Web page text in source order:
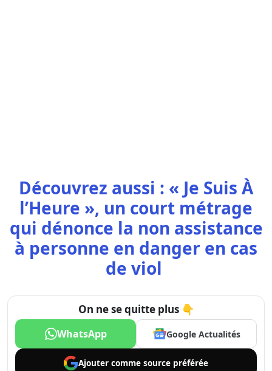
Découvrez aussi : « Je Suis À
l’Heure », un court métrage
qui dénonce la non assistance
à personne en danger en cas
de viol
On ne se quitte plus 👇
WhatsApp Google Actualités
Ajouter comme source préférée